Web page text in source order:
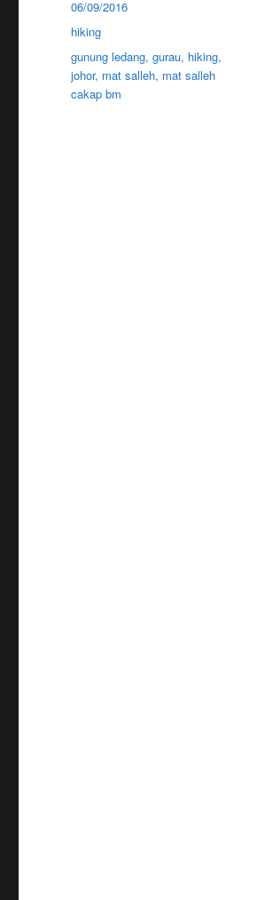
Posted
on
06/09/2016
Categories
hiking
Tags
gunung ledang,gurau, hiking,
johor, mat salleh, mat salleh
cakap bm